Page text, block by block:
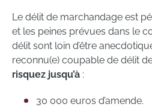
Le délit de marchandage est
et les peines prévues dans le
délit sont loin d’être
reconnu(e) coupable de délit
risquez jusqu’à :
30 000 euros d’amende.